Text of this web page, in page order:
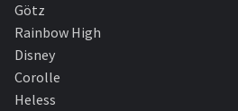
Götz
Rainbow High
Disney
Corolle
Heless